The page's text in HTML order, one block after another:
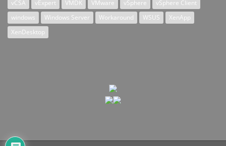
vCSA
vExpert VMDK VMware vSphere
vSphere Client
windows
Windows Server Workaround WSUS
XenApp
XenDesktop